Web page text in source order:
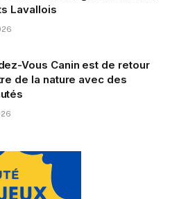
Lavallois
Vous Canin est de retour
de la nature avec des